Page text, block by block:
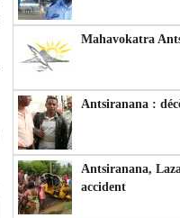
Mahavokatra
Antsiranana :
Antsiranana,
accident